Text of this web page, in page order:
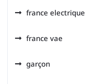
france electrique
france vae
garçon